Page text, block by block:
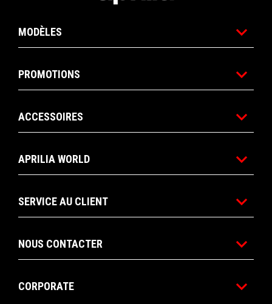
MODÈLES
PROMOTIONS
ACCESSOIRES
APRILIA WORLD
SERVICE AU CLIENT
NOUS CONTACTER
CORPORATE